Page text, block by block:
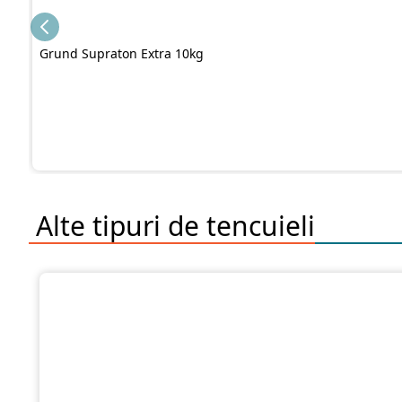
Grund Supraton Extra 10kg
Alte tipuri de tencuieli